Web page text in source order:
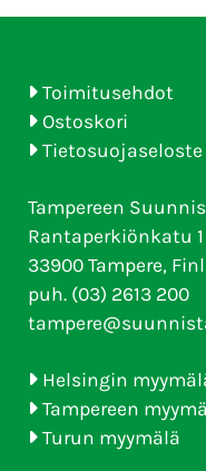
Toimitusehdot
Ostoskori
Tietosuojaseloste
Tampereen
Rantaperkiönkatu 1
33900 Tampere,
puh. (03) 2613 200
Helsingin
Tampereen
Turun myymälä